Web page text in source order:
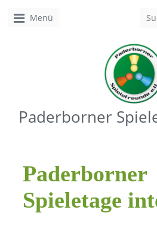
Menü
Paderborner
Paderborner
Spieletage